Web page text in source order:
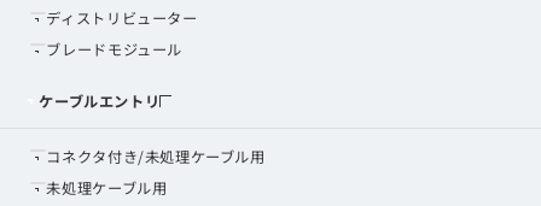
ディストリビューター
ブレードモジュール
ケーブルエントリ
コネクタ付き/未処理ケーブル用
未処理ケーブル用